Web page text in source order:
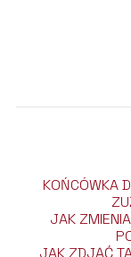
KOŃCÓWKA
JAK
JAK ZDJĄĆ